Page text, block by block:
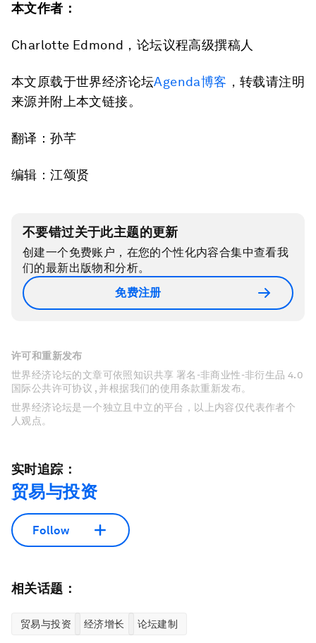
本文作者：
Charlotte Edmond，论坛议程高级撰稿人
本文原载于世界经济论坛Agenda博客 ，转载请注明
来源并附上本文链接。
翻译：孙芊
编辑：江颂贤
不要错过关于此主题的更新
创建一个免费账户，在您的个性化内容合集中查看我
们的最新出版物和分析。
免费注册
许可和重新发布
世界经济论坛的文章可依照知识共享 署名-非商业性-非衍生品 4.0
国际公共许可协议 , 并根据我们的使用条款重新发布。
世界经济论坛是一个独立且中立的平台，以上内容仅代表作者个
人观点。
实时追踪：
贸易与投资
Follow
相关话题：
贸易与投资 经济增长 论坛建制